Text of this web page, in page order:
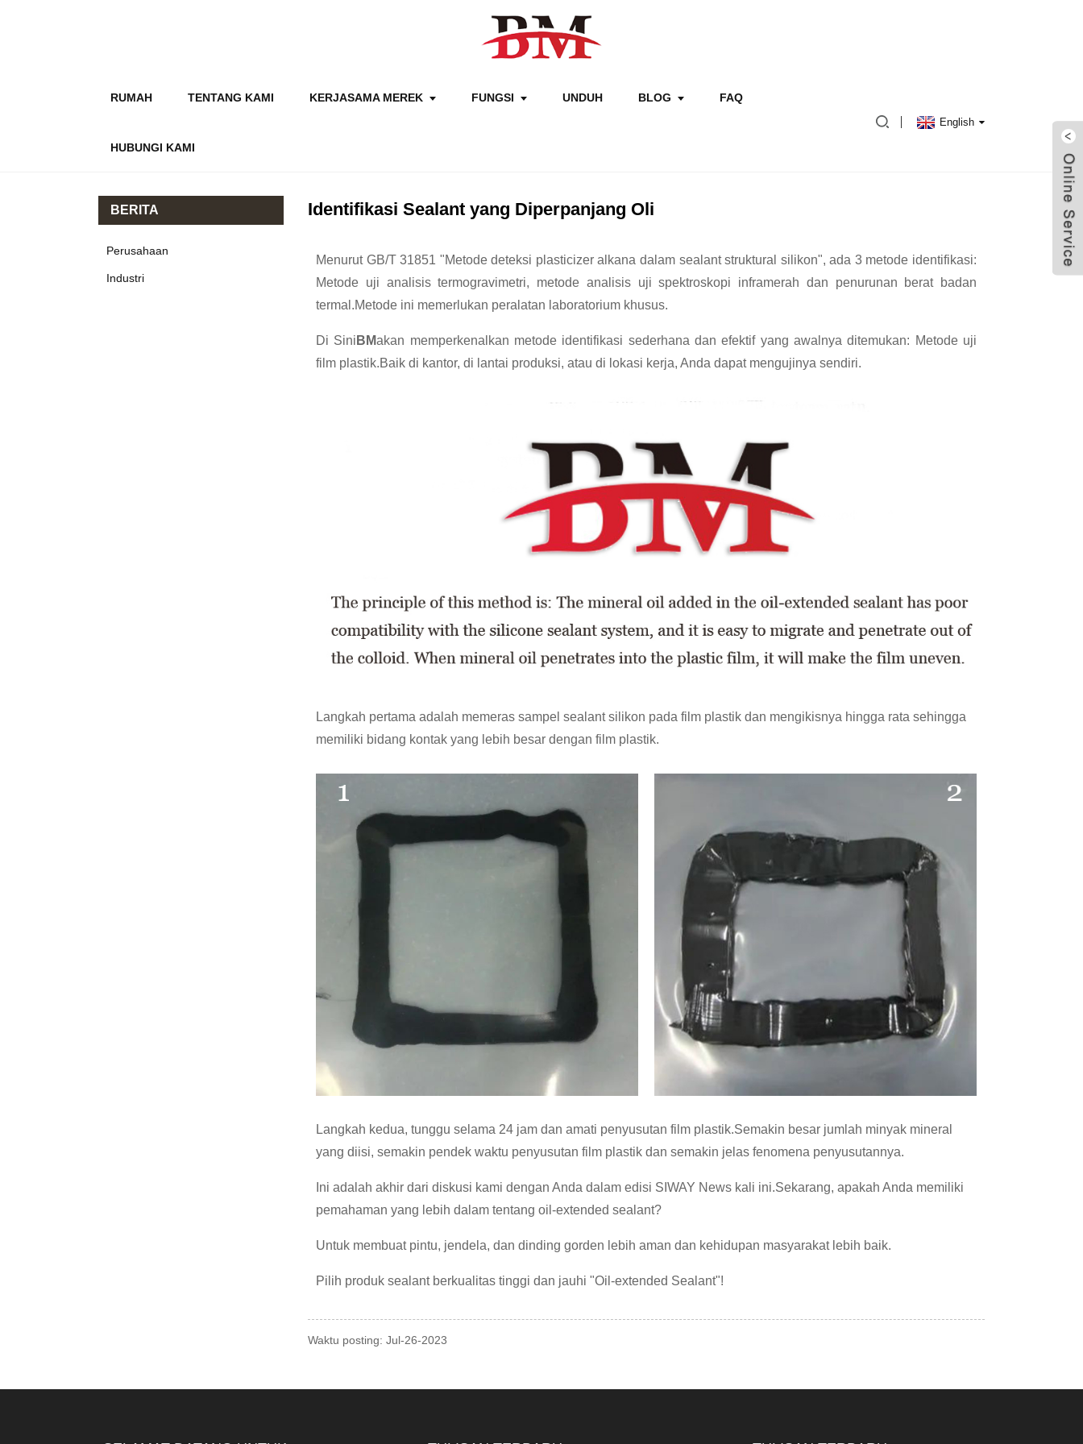
RUMAH TENTANG KAMI KERJASAMA MEREK FUNGSI UNDUH BLOG FAQ
HUBUNGI KAMI
English
BERITA
Perusahaan
Industri
Identifikasi Sealant yang Diperpanjang Oli
Menurut GB/T 31851 "Metode deteksi plasticizer alkana dalam sealant struktural silikon", ada 3 metode identifikasi:
Metode uji analisis termogravimetri, metode analisis uji spektroskopi inframerah dan penurunan berat badan
termal.Metode ini memerlukan peralatan laboratorium khusus.
Di Sini BMakan memperkenalkan metode identifikasi sederhana dan efektif yang awalnya ditemukan: Metode uji
film plastik.Baik di kantor, di lantai produksi, atau di lokasi kerja, Anda dapat mengujinya sendiri.
Langkah pertama adalah memeras sampel sealant silikon pada film plastik dan mengikisnya hingga rata sehingga
memiliki bidang kontak yang lebih besar dengan film plastik.
Langkah kedua, tunggu selama 24 jam dan amati penyusutan film plastik.Semakin besar jumlah minyak mineral
yang diisi, semakin pendek waktu penyusutan film plastik dan semakin jelas fenomena penyusutannya.
Ini adalah akhir dari diskusi kami dengan Anda dalam edisi SIWAY News kali ini.Sekarang, apakah Anda memiliki
pemahaman yang lebih dalam tentang oil-extended sealant?
Untuk membuat pintu, jendela, dan dinding gorden lebih aman dan kehidupan masyarakat lebih baik.
Pilih produk sealant berkualitas tinggi dan jauhi "Oil-extended Sealant"!
Waktu posting: Jul-26-2023